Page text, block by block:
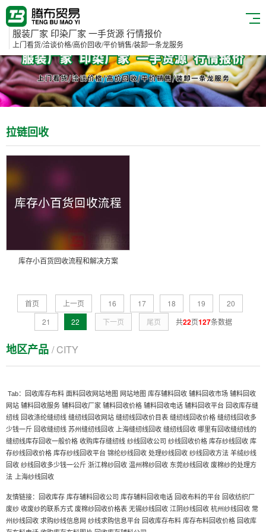
服装厂家 印染厂家 一手货源 行情报价
上门看货/洽谈价格/高价回收/平价销售/装卸一条龙服务
拉链回收
库存小百货回收流程和解决方案
首页 上一页 16 17 18 19
20
21
22 下一页 尾页 共22页127条数据
地区产品 / CITY
Tab： 回收库存布料 面料回收网站地图 网站地图 库存辅料回收 辅料回收市场 辅料回收
网站 辅料回收服务 辅料回收厂家 辅料回收价格 辅料回收电话 辅料回收平台 回收库存缝
纫线 回收涤纶缝纫线 缝纫线回收网站 缝纫线回收价目表 缝纫线回收价格 缝纫线回收多
少钱一斤 回收缝纫线 苏州缝纫线回收 上海缝纫线回收 缝纫线回收 哪里有回收缝纫线的
缝纫线库存回收一般价格 收购库存缝纫线 纱线回收公司 纱线回收价格 库存纱线回收 库
存纱线回收价格 库存纱线回收平台 锦纶纱线回收 处理纱线回收 纱线回收方法 羊绒纱线
回收 纱线回收多少钱一公斤 浙江棉纱回收 温州棉纱回收 东莞纱线回收 废棉纱的处理方
法
上海纱线回收
友情链接： 回收库存 库存辅料回收公司 库存辅料回收电话 回收布料的平台 回收纺织厂
废纱 收废纱的联系方式 废棉纱回收价格表 无锡纱线回收 江阴纱线回收 杭州纱线回收 常
州纱线回收 求购纱线信息网 纱线求购信息平台 回收库存布料 库存布料回收价格 回收库